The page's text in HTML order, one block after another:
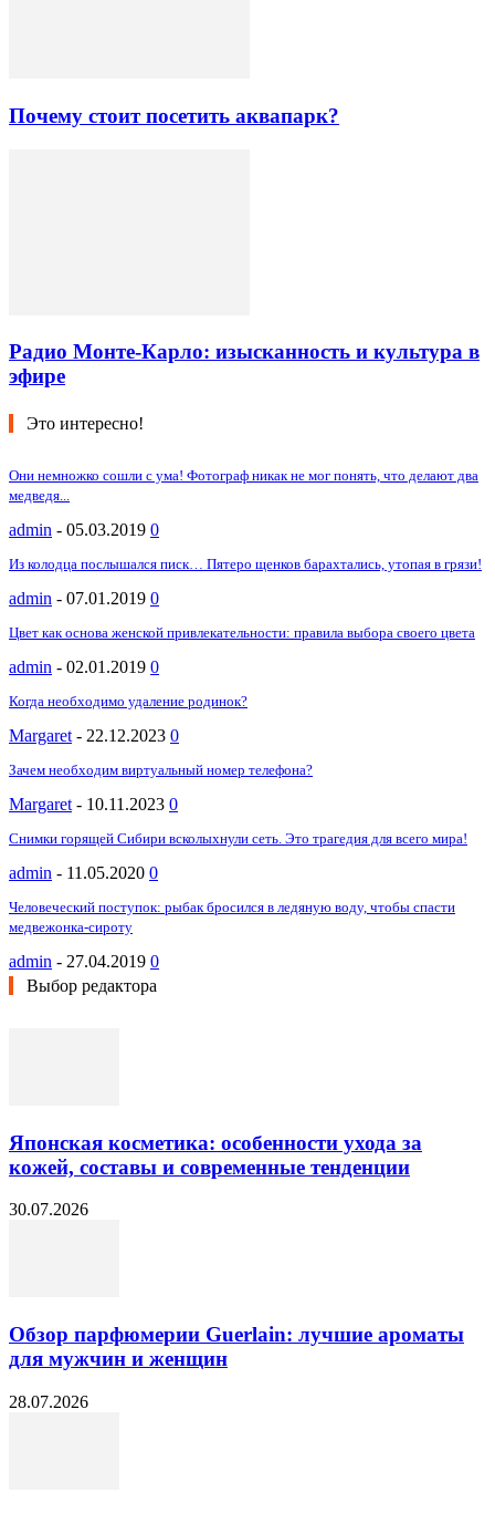
Почему стоит посетить аквапарк?
Радио Монте-Карло: изысканность и культура в
эфире
Это интересно!
Они немножко сошли с ума! Фотограф никак не мог понять, что делают два
медведя...
admin - 05.03.2019 0
Из колодца послышался писк… Пятеро щенков барахтались, утопая в грязи!
admin - 07.01.2019 0
Цвет как основа женской привлекательности: правила выбора своего цвета
admin - 02.01.2019 0
Когда необходимо удаление родинок?
Margaret - 22.12.2023 0
Зачем необходим виртуальный номер телефона?
Margaret - 10.11.2023 0
Снимки горящей Сибири всколыхнули сеть. Это трагедия для всего мира!
admin - 11.05.2020 0
Человеческий поступок: рыбак бросился в ледяную воду, чтобы спасти
медвежонка-сироту
admin - 27.04.2019 0
Выбор редактора
Японская косметика: особенности ухода за
кожей, составы и современные тенденции
30.07.2026
Обзор парфюмерии Guerlain: лучшие ароматы
для мужчин и женщин
28.07.2026